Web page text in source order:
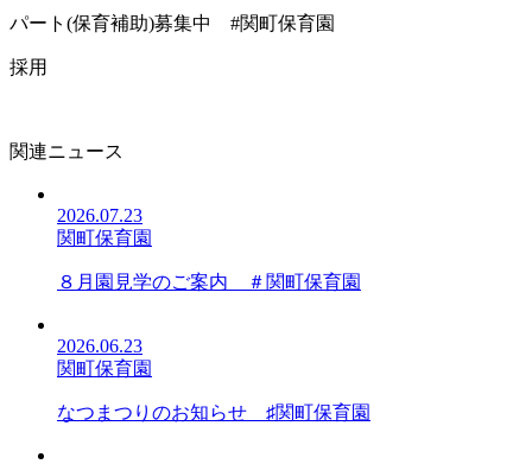
パート(保育補助)募集中 #関町保育園
採用
関連ニュース
2026.07.23
関町保育園
８月園見学のご案内 ＃関町保育園
2026.06.23
関町保育園
なつまつりのお知らせ ♯関町保育園